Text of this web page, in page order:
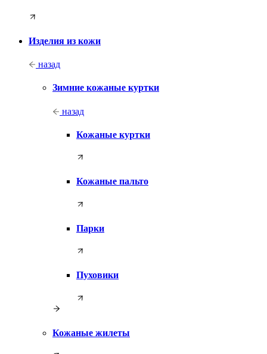
Изделия из кожи
назад
Зимние кожаные куртки
назад
Кожаные куртки
Кожаные пальто
Парки
Пуховики
Кожаные жилеты